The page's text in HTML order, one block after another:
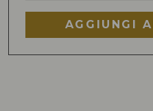
in
AGGIUNGI